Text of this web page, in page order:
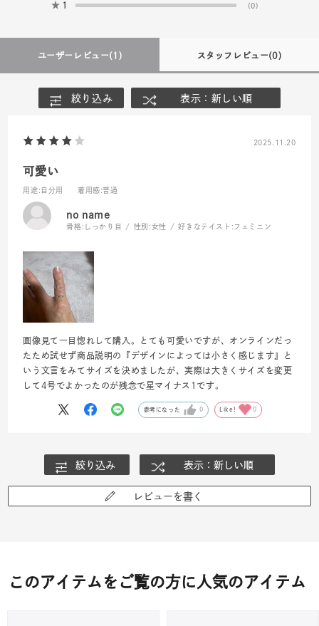
★ 1 (0)
ユーザーレビュー(1) スタッフレビュー(0)
絞り込み 表示：新しい順
2025.11.20
可愛い
用途 :自分用 着用感 :普通
no name
骨格: しっかり目 性別: 女性 好きなテイスト: フェミニン
画像見て一目惚れして購入。とても可愛いですが、オンラインだっ
たため試せず商品説明の『デザインによっては小さく感じます』と
いう文言をみてサイズを決めましたが、実際は大きくサイズを変更
して4号でよかったのが残念で星マイナス1です。
参考になった 0 Like! 0
絞り込み 表示：新しい順
レビューを書く
このアイテムをご覧の方に人気のアイテム